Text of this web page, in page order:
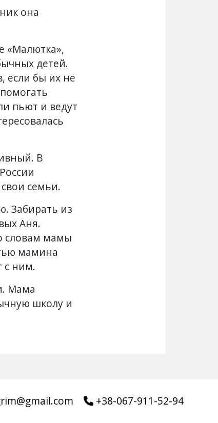
она
«Малютка»,
детей.
если бы их не
пьют и ведут
В
семьи.
Забирать из
Аня.
словам мамы
мамина
с ним.
Мама
школу и
+38-067-911-52-94